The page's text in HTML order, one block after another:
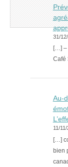
31/
[…] –
Café
Au-
11/
[…]
bien